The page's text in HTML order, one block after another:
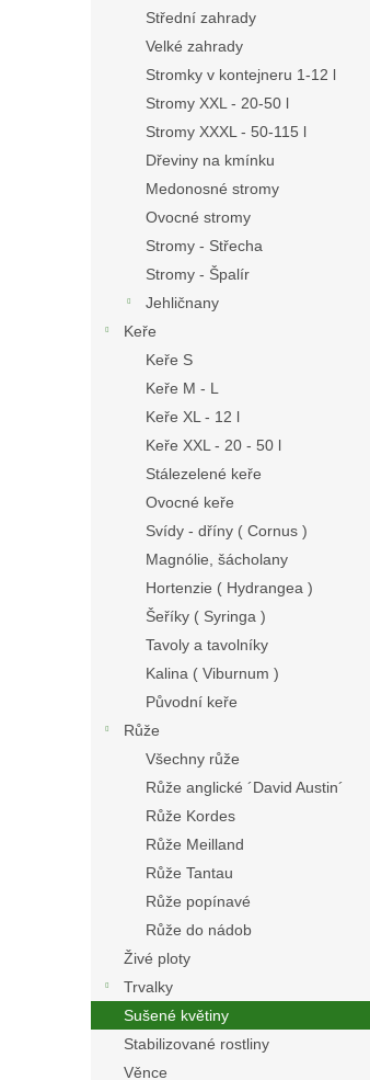
Střední zahrady
Velké zahrady
Stromky v kontejneru 1-12 l
Stromy XXL - 20-50 l
Stromy XXXL - 50-115 l
Dřeviny na kmínku
Medonosné stromy
Ovocné stromy
Stromy - Střecha
Stromy - Špalír
Jehličnany
Keře
Keře S
Keře M - L
Keře XL - 12 l
Keře XXL - 20 - 50 l
Stálezelené keře
Ovocné keře
Svídy - dříny ( Cornus )
Magnólie, šácholany
Hortenzie ( Hydrangea )
Šeříky ( Syringa )
Tavoly a tavolníky
Kalina ( Viburnum )
Původní keře
Růže
Všechny růže
Růže anglické ´David Austin´
Růže Kordes
Růže Meilland
Růže Tantau
Růže popínavé
Růže do nádob
Živé ploty
Trvalky
Sušené květiny
Stabilizované rostliny
Věnce